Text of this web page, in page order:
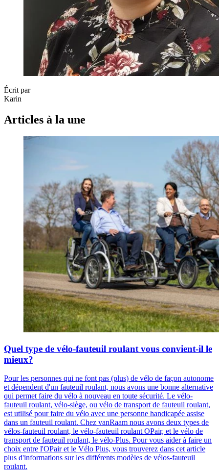
Écrit par
Karin
Articles à la une
Quel type de vélo-fauteuil roulant vous convient-il le
mieux?
Pour les personnes qui ne font pas (plus) de vélo de façon autonome
et dépendent d'un fauteuil roulant, nous avons une bonne alternative
qui permet faire du vélo à nouveau en toute sécurité. Le vélo-
fauteuil roulant, vélo-siège, ou vélo de transport de fauteuil roulant,
est utilisé pour faire du vélo avec une personne handicapée assise
dans un fauteuil roulant. Chez vanRaam nous avons deux types de
vélos-fauteuil roulant, le vélo-fauteuil roulant OPair, et le vélo de
transport de fauteuil roulant, le vélo-Plus. Pour vous aider à faire un
choix entre l'OPair et le Vélo Plus, vous trouverez dans cet article
plus d'informations sur les différents modèles de vélos-fauteuil
roulant.